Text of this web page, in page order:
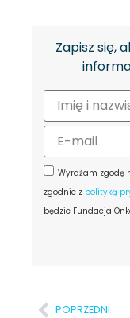
Zapisz się,
Wyrażam zgodę
zgodnie z polityką
będzie Fundacja
POPRZEDNI